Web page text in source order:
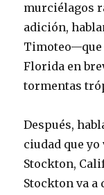
murciélagos
adición,
Timoteo—que
Florida en
tormentas
Después,
ciudad que
Stockton,
Stockton va a